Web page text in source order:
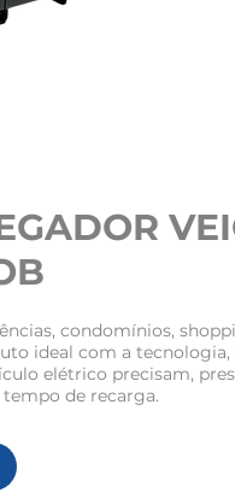
condomínios,
ideal com a tecnologia,
elétrico precisam,
de recarga.